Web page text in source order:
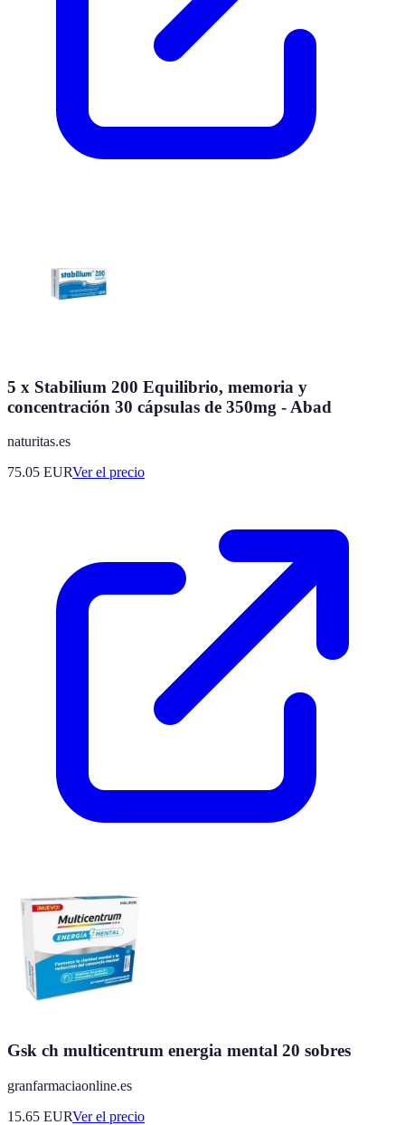
5 x Stabilium 200 Equilibrio, memoria y
concentración 30 cápsulas de 350mg - Abad
naturitas.es
75.05 EURVer el precio
Gsk ch multicentrum energia mental 20 sobres
granfarmaciaonline.es
15.65 EURVer el precio